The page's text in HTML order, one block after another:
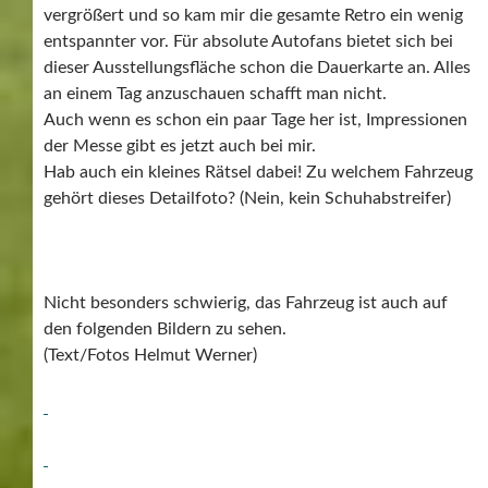
vergrößert und so kam mir die gesamte Retro ein wenig
entspannter vor. Für absolute Autofans bietet sich bei
dieser Ausstellungsfläche schon die Dauerkarte an. Alles
an einem Tag anzuschauen schafft man nicht.
Auch wenn es schon ein paar Tage her ist, Impressionen
der Messe gibt es jetzt auch bei mir.
Hab auch ein kleines Rätsel dabei! Zu welchem Fahrzeug
gehört dieses Detailfoto? (Nein, kein Schuhabstreifer)
Nicht besonders schwierig, das Fahrzeug ist auch auf
den folgenden Bildern zu sehen.
(Text/Fotos Helmut Werner)